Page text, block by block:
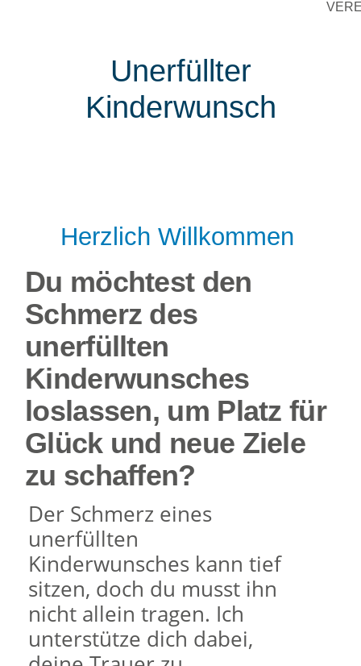
Unerfüllter
Kinderwunsch
Herzlich Willkommen
Du möchtest den
Schmerz des
unerfüllten
Kinderwunsches
loslassen, um Platz für
Glück und neue Ziele
zu schaffen?
Der Schmerz eines
unerfüllten
Kinderwunsches kann tief
sitzen, doch du musst ihn
nicht allein tragen. Ich
unterstütze dich dabei,